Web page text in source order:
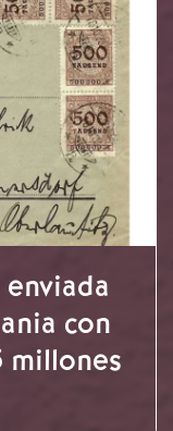
con
millones